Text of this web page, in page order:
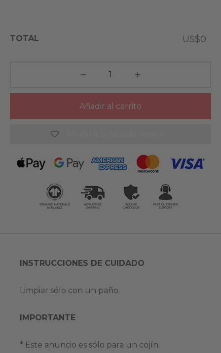
TOTAL US$0
Añadir al carrito
INSTRUCCIONES DE CUIDADO
Limpiar sólo con un paño.
IMPORTANTE
* Este anuncio es sólo para un cojín.